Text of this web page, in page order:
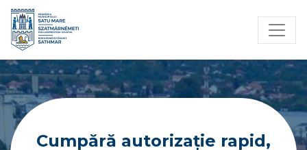
Cumpără autorizație rapid,